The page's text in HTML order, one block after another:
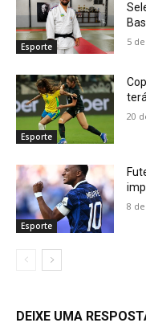
Esporte 5
Esporte
20
Esporte
8
DEIXE UMA